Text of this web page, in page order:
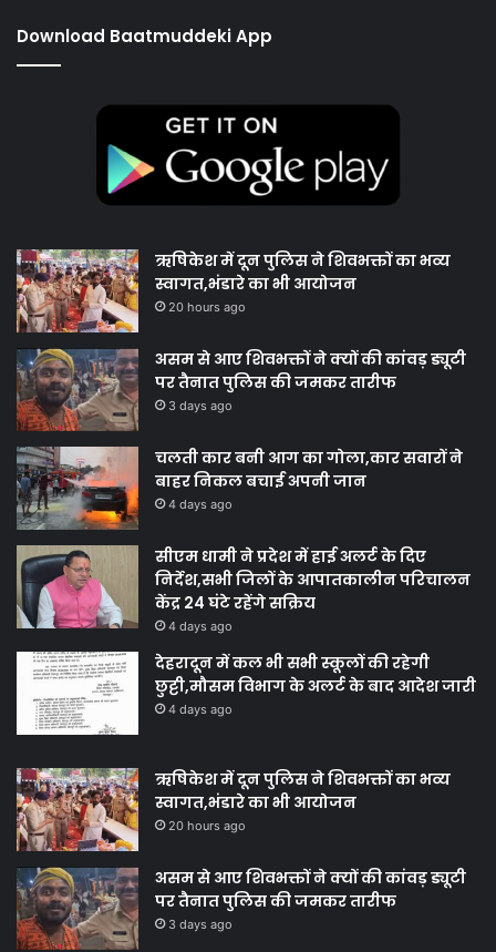
Download Baatmuddeki App
ऋषिकेश में दून पुलिस ने शिवभक्तों का भव्य
स्वागत,भंडारे का भी आयोजन
20 hours ago
असम से आए शिवभक्तों ने क्यों की कांवड़ ड्यूटी
पर तैनात पुलिस की जमकर तारीफ
3 days ago
चलती कार बनी आग का गोला,कार सवारों ने
बाहर निकल बचाई अपनी जान
4 days ago
सीएम धामी ने प्रदेश में हाई अलर्ट के दिए
निर्देश,सभी जिलों के आपातकालीन परिचालन
केंद्र 24 घंटे रहेंगे सक्रिय
4 days ago
देहरादून में कल भी सभी स्कूलों की रहेगी
छुट्टी,मौसम विभाग के अलर्ट के बाद आदेश जारी
4 days ago
ऋषिकेश में दून पुलिस ने शिवभक्तों का भव्य
स्वागत,भंडारे का भी आयोजन
20 hours ago
असम से आए शिवभक्तों ने क्यों की कांवड़ ड्यूटी
पर तैनात पुलिस की जमकर तारीफ
3 days ago